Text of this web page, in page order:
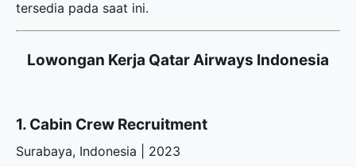
tersedia pada saat ini.
Lowongan Kerja Qatar Airways Indonesia
1. Cabin Crew Recruitment
Surabaya, Indonesia | 2023